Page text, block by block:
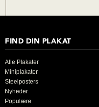
FIND DIN PLAKAT
Alle Plakater
Miniplakater
Steelposters
Nyheder
Populære